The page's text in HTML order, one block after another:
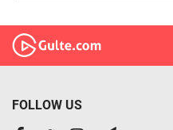
FOLLOW US